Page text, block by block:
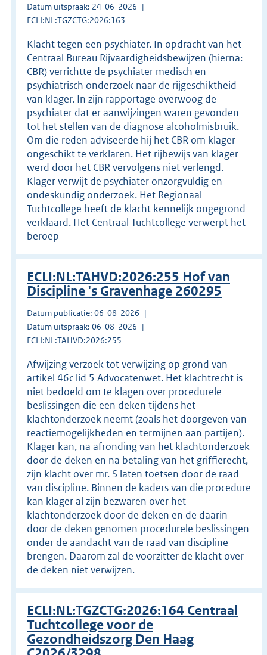
Datum uitspraak: 24-06-2026
ECLI:NL:TGZCTG:2026:163
Klacht tegen een psychiater. In opdracht van het
Centraal Bureau Rijvaardigheidsbewijzen (hierna:
CBR) verrichtte de psychiater medisch en
psychiatrisch onderzoek naar de rijgeschiktheid
van klager. In zijn rapportage overwoog de
psychiater dat er aanwijzingen waren gevonden
tot het stellen van de diagnose alcoholmisbruik.
Om die reden adviseerde hij het CBR om klager
ongeschikt te verklaren. Het rijbewijs van klager
werd door het CBR vervolgens niet verlengd.
Klager verwijt de psychiater onzorgvuldig en
ondeskundig onderzoek. Het Regionaal
Tuchtcollege heeft de klacht kennelijk ongegrond
verklaard. Het Centraal Tuchtcollege verwerpt het
beroep
ECLI:NL:TAHVD:2026:255 Hof van
Discipline 's Gravenhage 260295
Datum publicatie: 06-08-2026
Datum uitspraak: 06-08-2026
ECLI:NL:TAHVD:2026:255
Afwijzing verzoek tot verwijzing op grond van
artikel 46c lid 5 Advocatenwet. Het klachtrecht is
niet bedoeld om te klagen over procedurele
beslissingen die een deken tijdens het
klachtonderzoek neemt (zoals het doorgeven van
reactiemogelijkheden en termijnen aan partijen).
Klager kan, na afronding van het klachtonderzoek
door de deken en na betaling van het griffierecht,
zijn klacht over mr. S laten toetsen door de raad
van discipline. Binnen de kaders van die procedure
kan klager al zijn bezwaren over het
klachtonderzoek door de deken en de daarin
door de deken genomen procedurele beslissingen
onder de aandacht van de raad van discipline
brengen. Daarom zal de voorzitter de klacht over
de deken niet verwijzen.
ECLI:NL:TGZCTG:2026:164 Centraal
Tuchtcollege voor de
Gezondheidszorg Den Haag